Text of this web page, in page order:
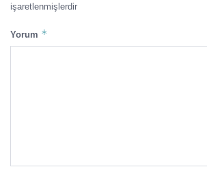
işaretlenmişlerdir
Yorum *